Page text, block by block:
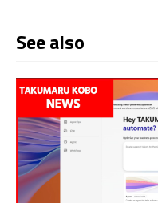
See also